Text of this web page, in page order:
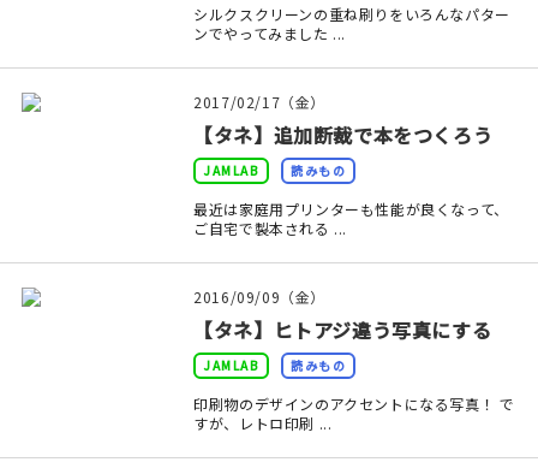
読みもの
イベント・ワークショップ
シルクスクリーンの重ね刷りをいろんなパター
ンでやってみました ...
2017/02/17（金）
【タネ】追加断裁で本をつくろう
JAMLAB 読みもの
最近は家庭用プリンターも性能が良くなって、
ご自宅で製本される ...
2016/09/09（金）
【タネ】ヒトアジ違う写真にする
JAMLAB 読みもの
印刷物のデザインのアクセントになる写真！ で
すが、レトロ印刷 ...